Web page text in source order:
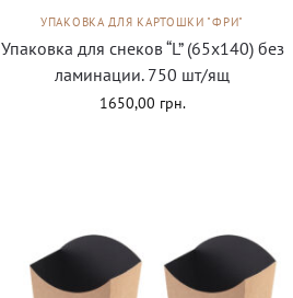
УПАКОВКА ДЛЯ КАРТОШКИ "ФРИ"
Упаковка для снеков “L” (65х140) без
ламинации. 750 шт/ящ
1650,00 грн.